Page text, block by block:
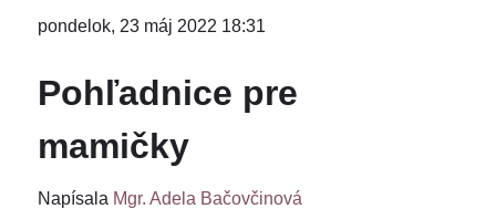
pondelok, 23 máj 2022 18:31
Pohľadnice pre
mamičky
Napísala Mgr. Adela Bačovčinová